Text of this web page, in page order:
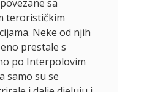
sa
terorističkim
Neke od njih
prestale s
po Interpolovim
samo su se